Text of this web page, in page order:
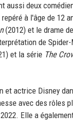
aussi deux
à l'âge de 12
(2012) et le drame
de
et la série The
et actrice Disney
avec des rôles
Elle a